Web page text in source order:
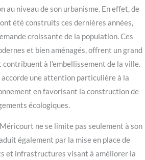
au niveau de son urbanisme. En effet, de
été construits ces dernières années,
croissante de la population. Ces
et bien aménagés, offrent un grand
à l’embellissement de la ville.
accorde une attention particulière à la
en favorisant la construction de
écologiques.
ne se limite pas seulement à son
également par la mise en place de
et infrastructures visant à améliorer la